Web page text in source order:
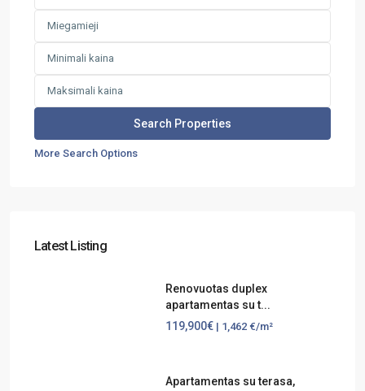
More Search Options
Latest Listing
Renovuotas duplex
apartamentas su t...
119,900€ | 1,462 €/m²
Apartamentas su terasa,